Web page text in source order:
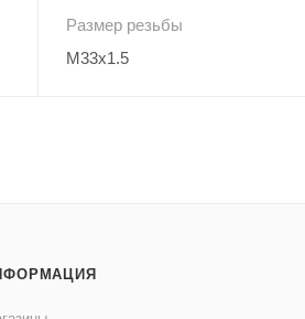
Размер резьбы
M33x1.5